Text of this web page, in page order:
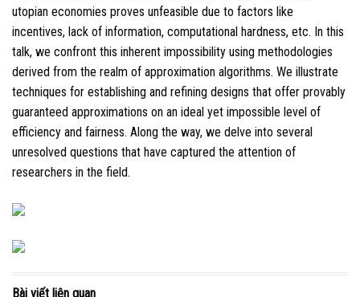
utopian economies proves unfeasible due to factors like
incentives, lack of information, computational hardness, etc. In this
talk, we confront this inherent impossibility using methodologies
derived from the realm of approximation algorithms. We illustrate
techniques for establishing and refining designs that offer provably
guaranteed approximations on an ideal yet impossible level of
efficiency and fairness. Along the way, we delve into several
unresolved questions that have captured the attention of
researchers in the field.
Bài viết liên quan